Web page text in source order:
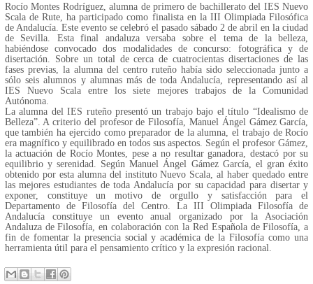
Rocío Montes Rodríguez, alumna de primero de bachillerato del IES Nuevo
Scala de Rute, ha participado como finalista en la III Olimpiada Filosófica
de Andalucía. Este evento se celebró el pasado sábado 2 de abril en la ciudad
de Sevilla. Esta final andaluza versaba sobre el tema de la belleza,
habiéndose convocado dos modalidades de concurso: fotográfica y de
disertación. Sobre un total de cerca de cuatrocientas disertaciones de las
fases previas, la alumna del centro ruteño había sido seleccionada junto a
sólo seis alumnos y alumnas más de toda Andalucía, representando así al
IES Nuevo Scala entre los siete mejores trabajos de la Comunidad
Autónoma.
La alumna del IES ruteño presentó un trabajo bajo el título “Idealismo de
Belleza”. A criterio del profesor de Filosofía, Manuel Ángel Gámez García,
que también ha ejercido como preparador de la alumna, el trabajo de Rocío
era magnífico y equilibrado en todos sus aspectos. Según el profesor Gámez,
la actuación de Rocío Montes, pese a no resultar ganadora, destacó por su
equilibrio y serenidad. Según Manuel Ángel Gámez García, el gran éxito
obtenido por esta alumna del instituto Nuevo Scala, al haber quedado entre
las mejores estudiantes de toda Andalucía por su capacidad para disertar y
exponer, constituye un motivo de orgullo y satisfacción para el
Departamento de Filosofía del Centro.La III Olimpiada Filosofía de
Andalucía constituye un evento anual organizado por la Asociación
Andaluza de Filosofía, en colaboración con la Red Española de Filosofía, a
fin de fomentar la presencia social y académica de la Filosofía como una
herramienta útil para el pensamiento crítico y la expresión racional.